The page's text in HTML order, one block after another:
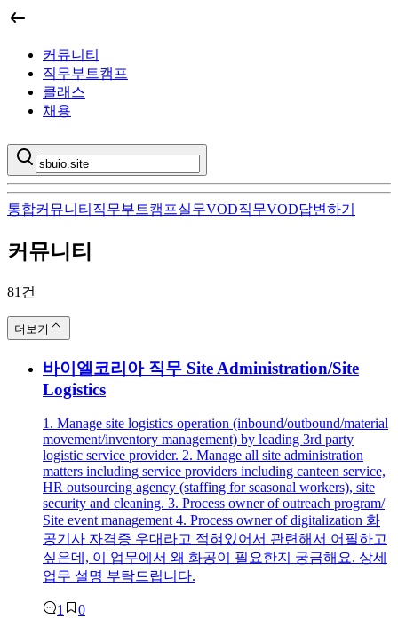
커뮤니티
직무부트캠프
클래스
채용
통합커뮤니티 직무부트캠프실무VOD직무VOD답변하기
sbuio.site
커뮤니티
81 건
더보기
바이엘코리아 직무 Site Administration/Site
Logistics
1. Manage site logistics operation (inbound/outbound/material
movement/inventory management) by leading 3rd party
logistic service provider. 2. Manage all site administration
matters including service providers including canteen service,
HR outsourcing agency (staffing for seasonal workers), site
security and cleaning. 3. Process owner of outreach program/
Site event management 4. Process owner of digitalization 화
공기사 자격증 우대라고 적혀있어서 관련해서 어필하고
싶은데, 이 업무에서 왜 화공이 필요한지 궁금해요. 상세
업무 설명 부탁드립니다.
1 0